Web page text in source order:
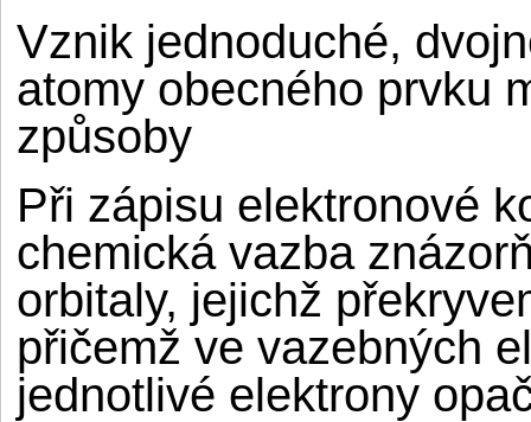
Vznik jednoduché,
atomy obecného prvku
způsoby
Při zápisu elektronové
chemická vazba
orbitaly, jejichž
přičemž ve vazebných
jednotlivé elektrony